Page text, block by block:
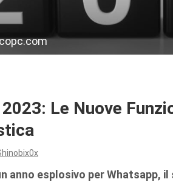
Le Nuove
anno esplosivo per Whatsapp,